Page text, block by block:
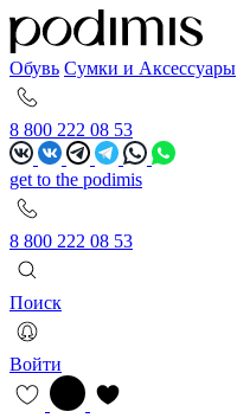
Обувь Сумки и Аксессуары
8 800 222 08 53
get to the podimis
8 800 222 08 53
Поиск
Войти